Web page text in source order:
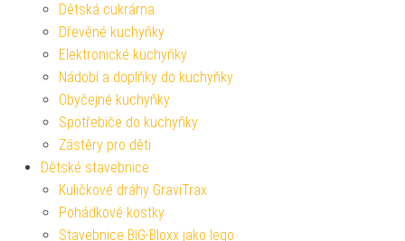
Dětská cukrárna
Dřevěné kuchyňky
Elektronické kuchyňky
Nádobí a doplňky do kuchyňky
Obyčejné kuchyňky
Spotřebiče do kuchyňky
Zástěry pro děti
Dětské stavebnice
Kuličkové dráhy GraviTrax
Pohádkové kostky
Stavebnice BIG-Bloxx jako lego